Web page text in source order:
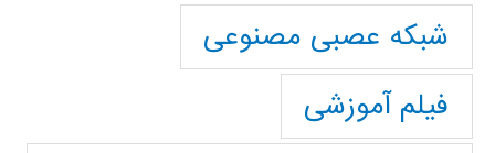
شبکه عصبی مصنوعی
فیلم آموزشی